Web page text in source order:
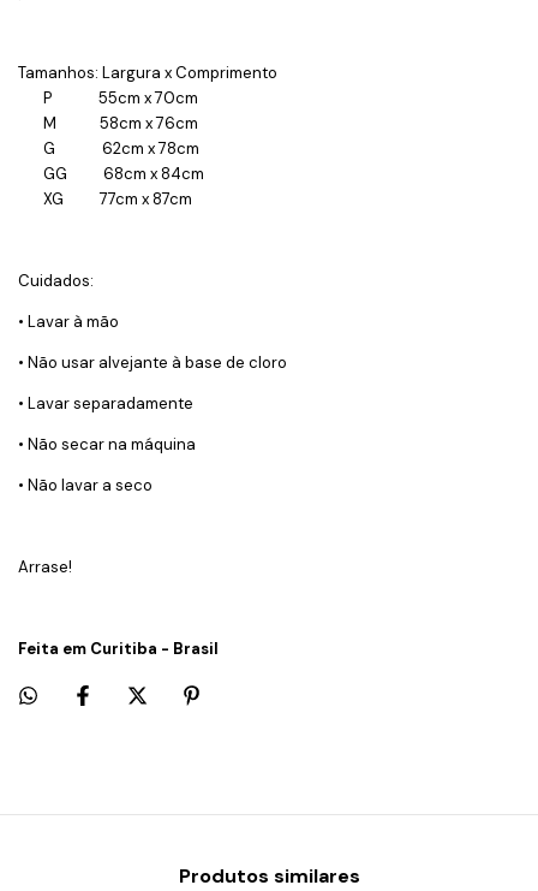
Tamanhos: Largura x Comprimento
P 55cm x 70cm
M 58cm x 76cm
G 62cm x 78cm
GG 68cm x 84cm
XG 77cm x 87cm
Cuidados:
• Lavar à mão
• Não usar alvejante à base de cloro
• Lavar separadamente
• Não secar na máquina
• Não lavar a seco
Arrase!
Feita em Curitiba - Brasil
Produtos similares